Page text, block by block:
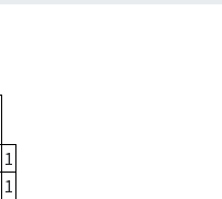
1
1